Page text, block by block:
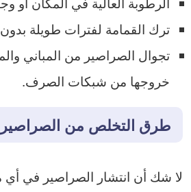
ترك القمامة لفترات طويلة
تجوال الصراصير من المباني
خروجها من شبكات الصرف.
طرق التخلص من الصراصير
لا شك أن انتشار الصراصير في